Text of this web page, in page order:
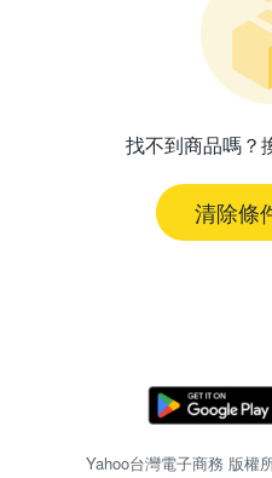
找不到商品嗎？
清除條
Yahoo台灣電子商務 版權